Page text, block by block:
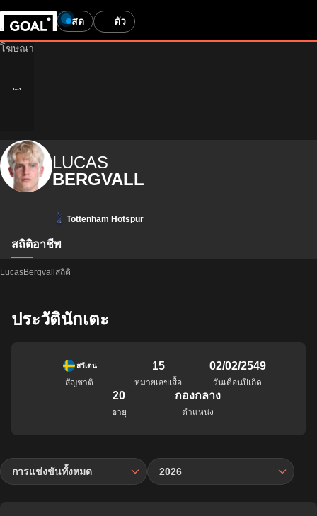
สด ตั๋ว
LUCAS
BERGVALL
Tottenham Hotspur
สถิติอาชีพ
LucasBergvallสถิติ
ประวัตินักเตะ
สวีเดน
สัญชาติ
15
หมายเลขเสื้อ
02/02/2549
วันเดือนปีเกิด
20
อายุ
กองกลาง
ตำแหน่ง
การแข่งขันทั้งหมด 2026